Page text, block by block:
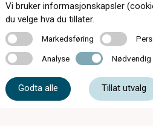
Kontakt oss
Vi bruker informasjonskapsler
du velge hva du tillater.
MarkedsføringMarkedsføring Personalisering
Analyse Analyse Nødvendig Nødvendig
Godta alle Tillat utvalg